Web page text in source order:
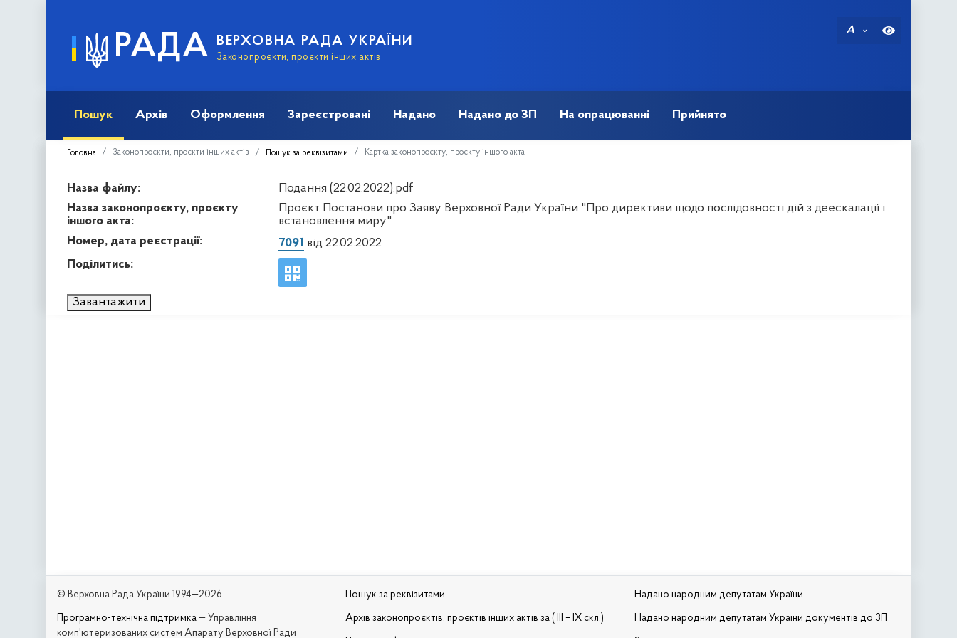
РАДА ВЕРХОВНА РАДА УКРАЇНИ
Законопроєкти, проєкти інших актів
A
Пошук Архів Оформлення Зареєстровані Надано Надано до ЗП На опрацюванні Прийнято
Головна Законопроєкти, проєкти інших актів Пошук за реквізитами Картка законопроєкту, проєкту іншого акта
Назва файлу:
Подання (22.02.2022).pdf
Назва законопроєкту, проєкту
іншого акта:
Проєкт Постанови про Заяву Верховної Ради України "Про директиви щодо послідовності дій з деескалації і
встановлення миру"
Номер, дата реєстрації:
7091 від 22.02.2022
Поділитись:
Завантажити
© Верховна Рада України 1994—2026
Програмно-технічна підтримка — Управління
комп'ютеризованих систем Апарату Верховної Ради
Пошук за реквізитами
Архів законопроєктів, проєктів інших актів за ( III – IX скл.)
Надано народним депутатам України
Надано народним депутатам України документів до ЗП